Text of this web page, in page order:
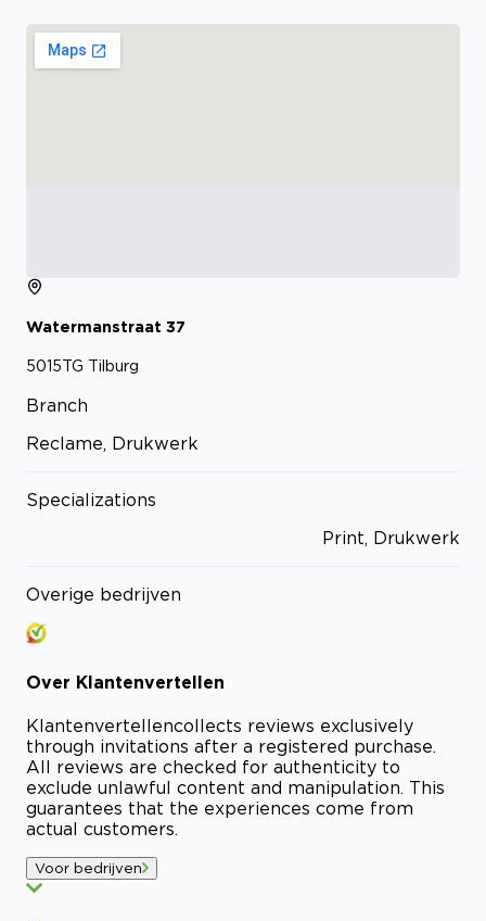
Watermanstraat 37
5015TG Tilburg
Branch
Reclame, Drukwerk
Specializations
Print, Drukwerk
Overige bedrijven
Over Klantenvertellen
Klantenvertellencollects reviews exclusively
through invitations after a registered purchase.
All reviews are checked for authenticity to
exclude unlawful content and manipulation. This
guarantees that the experiences come from
actual customers.
Voor bedrijven